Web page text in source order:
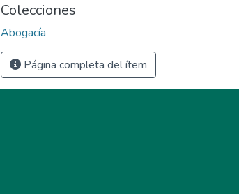
Colecciones
Abogacía
Página completa del ítem